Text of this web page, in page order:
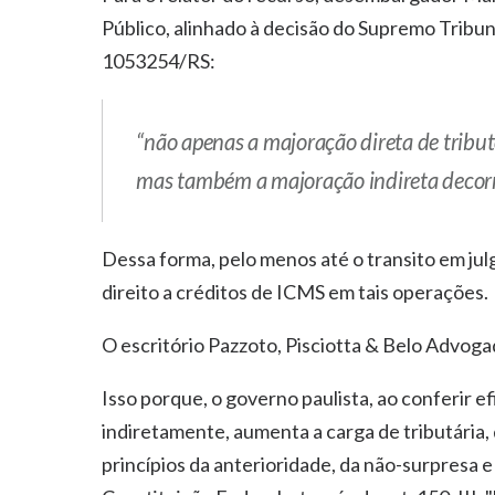
Público, alinhado à decisão do Supremo
1053254/RS:
“não apenas a majoração direta de
mas também a majoração indireta
Dessa forma, pelo menos até o transito em
direito a créditos de ICMS em tais operações.
O escritório Pazzoto, Pisciotta & Belo
Isso porque, o governo paulista, ao conferir
indiretamente, aumenta a carga de tributária,
princípios da anterioridade, da não-surpresa